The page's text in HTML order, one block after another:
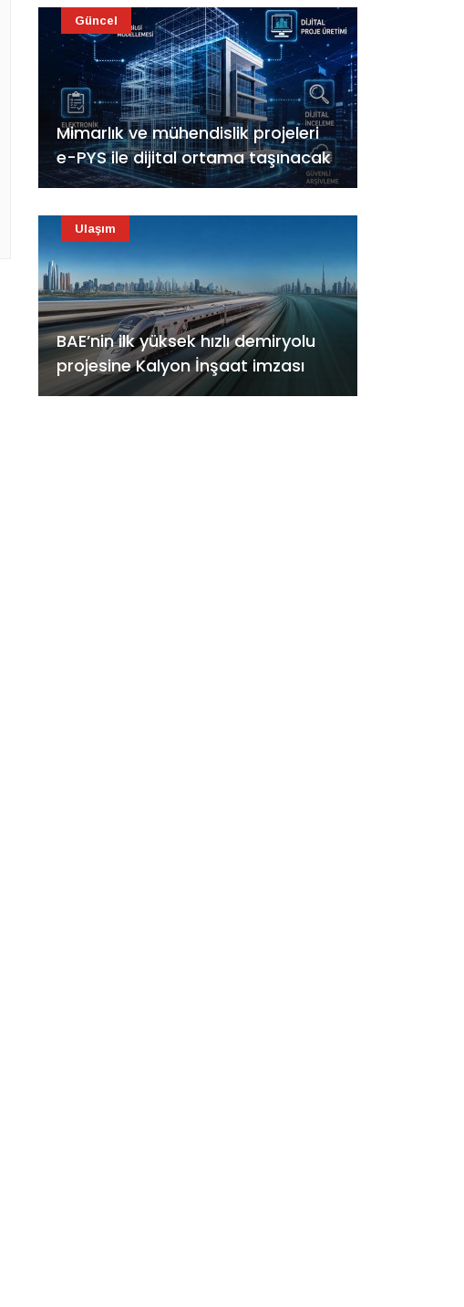
Mimarlık ve mühendislik projeleri
e-PYS ile dijital ortama taşınacak
Güncel
BAE’nin ilk yüksek hızlı demiryolu
projesine Kalyon İnşaat imzası
Ulaşım